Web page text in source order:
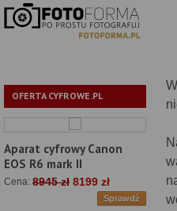
OFERTA CYFROWE.PL
Aparat cyfrowy Canon
EOS R6 mark II
Cena: 8945 zł 8199 zł
Sprawdź